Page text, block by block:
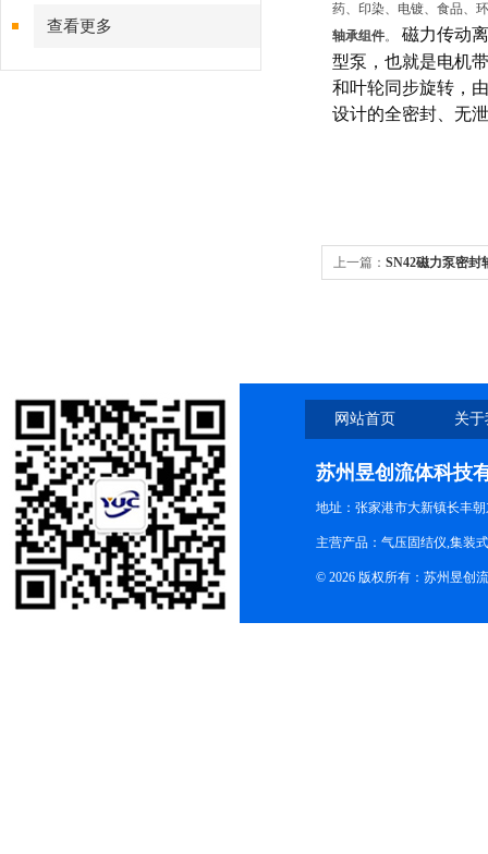
查看更多
药、印染、电镀、食品、
轴承组件。
磁力传动
型泵，也就是电机
和叶轮同步旋转，
设计的全密封、无
上一篇： SN42磁力泵密封
网站首页 关
苏州昱创流体科技
地址：张家港市大新镇长丰
主营产品：气压固结仪,集装
© 2026 版权所有：苏州昱创